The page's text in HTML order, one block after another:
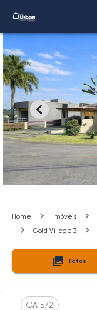
Home Imóveis
Gold Village 3
Fotos
CA1572